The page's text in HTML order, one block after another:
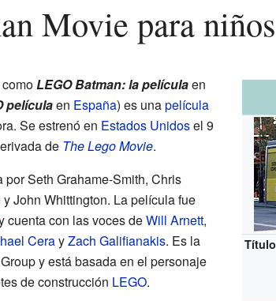
Movie para niños
Título
LEGO Batman: la películaen
películaen España) es unapelícula
Se estrenó en Estados Unidosel 9
de The Lego Movie.
Seth Grahame-Smith, Chris
John Whittington. La película fue
cuenta con las voces deWill Arnett,
CerayZach Galifianakis. Es la
y está basada en el personaje
de construcción LEGO.